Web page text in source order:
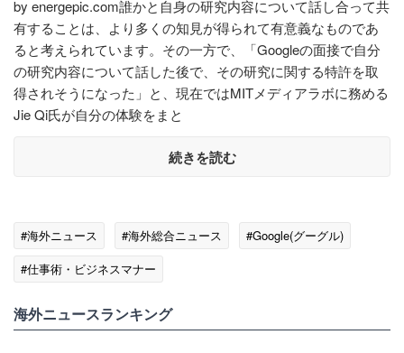
by energepic.com誰かと自身の研究内容について話し合って共
有することは、より多くの知見が得られて有意義なものであ
ると考えられています。その一方で、「Googleの面接で自分
の研究内容について話した後で、その研究に関する特許を取
得されそうになった」と、現在ではMITメディアラボに務める
Jie Qi氏が自分の体験をまと
続きを読む
#海外ニュース #海外総合ニュース
#Google(グーグル)
#仕事術・ビジネスマナー
海外ニュースランキング